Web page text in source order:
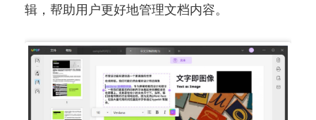
辑，帮助用户更好地管理文档内容。